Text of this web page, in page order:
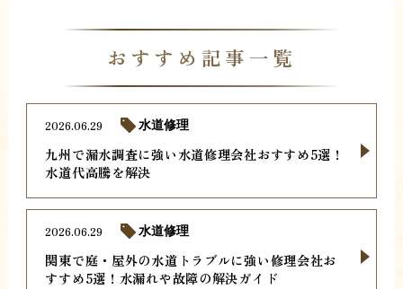
おすすめ記事一覧
九州で漏水調査に強い水道修理会社おすすめ5選！
水道代高騰を解決
2026.06.29 水道修理
関東で庭・屋外の水道トラブルに強い修理会社お
すすめ5選！水漏れや故障の解決ガイド
2026.06.29 水道修理